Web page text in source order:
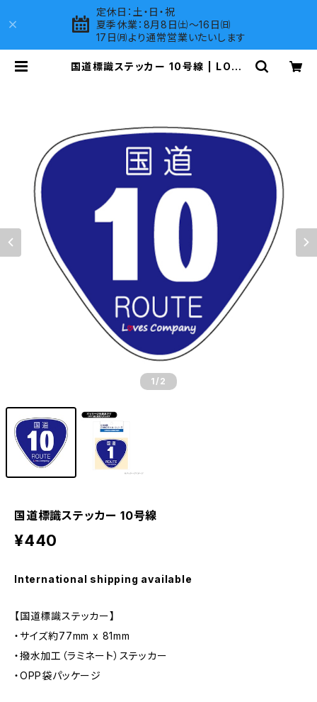
定休日：土・日・祝
夏季休業：8月8日㈯～16日㈰
17日㈪より通常営業いたいします
国道標識ステッカー 10号線 | LOVE
1 /2
国道標識ステッカー 10号線
¥440
International shipping available
【国道標識ステッカー】
・サイズ約77mm x 81mm
・撥水加工（ラミネート）ステッカー
・OPP袋パッケージ